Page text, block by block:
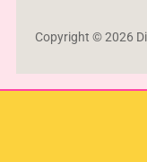
Copyright © 2026